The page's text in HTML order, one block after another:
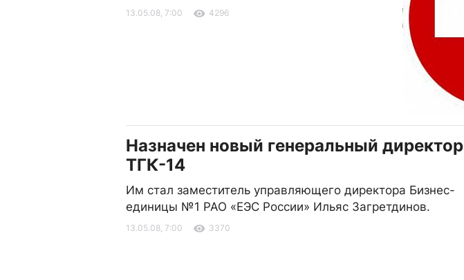
13.05.08, 7:00 4296
Назначен новый генеральный директор
ТГК-14
Им стал заместитель управляющего директора Бизнес-
единицы №1 РАО «ЕЭС России» Ильяс Загретдинов.
13.05.08, 7:00 3370